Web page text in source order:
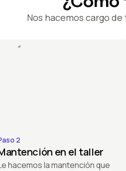
Nos hacemos cargo
2
en el taller
hacemos la mantención que